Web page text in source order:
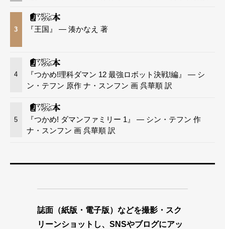
3 『王国』 — 湊かなえ 著
4
『つかめ!理科ダマン 12 最強ロボット決戦!編』 — シ
ン・テフン 原作 ナ・スンフン 画 呉華順 訳
5
『つかめ! ダマンファミリー 1』 — シン・テフン 作
ナ・スンフン 画 呉華順 訳
誌面（紙版・電子版）などを撮影・スク
リーンショットし、SNSやブログにアッ